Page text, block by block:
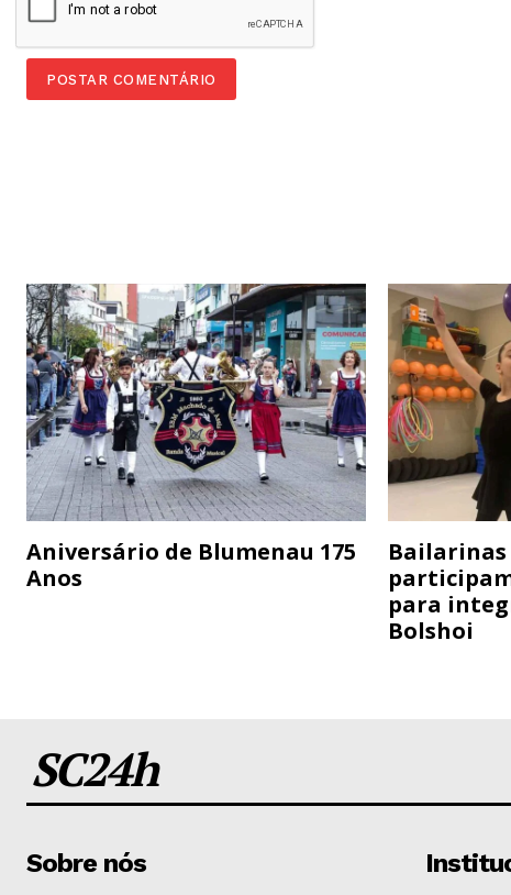
Aniversário de Blumenau 175
Anos
Bailarinas
para
Bolshoi
SC24h
Sobre nós